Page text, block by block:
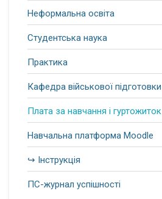
Неформальна освіта
Студентська наука
Практика
Кафедра військової підготовки
Плата за навчання і гуртожиток
Навчальна платформа Moodle
↪ Інструкція
ПС-журнал успішності